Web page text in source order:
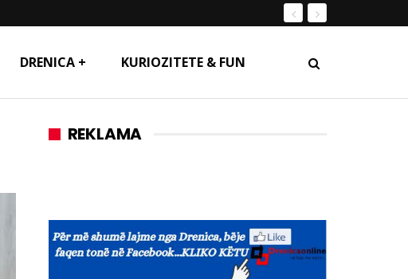
DRENICA + KURIOZITETE & FUN
REKLAMA